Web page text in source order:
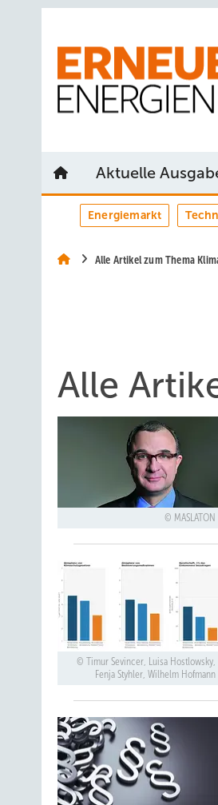
Aktuelle
Energiemarkt
Alle Artikel zum Thema
Alle
MASLATON
Timur Sevincer, Luisa Hostlowsky,
Fenja Styhler, Wilhelm Hofmann